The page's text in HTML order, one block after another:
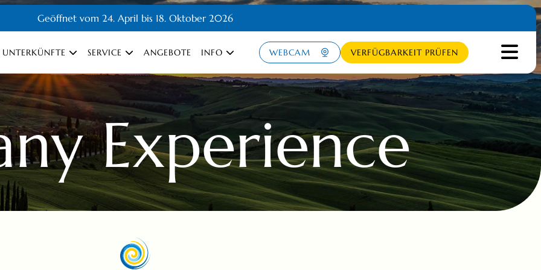
Geöffnet vom 24. April bis 18. Oktober 2026
UNTERKÜNFTE SERVICE ANGEBOTE INFO WEBCAM VERFÜGBARKEIT PRÜFEN
Experience